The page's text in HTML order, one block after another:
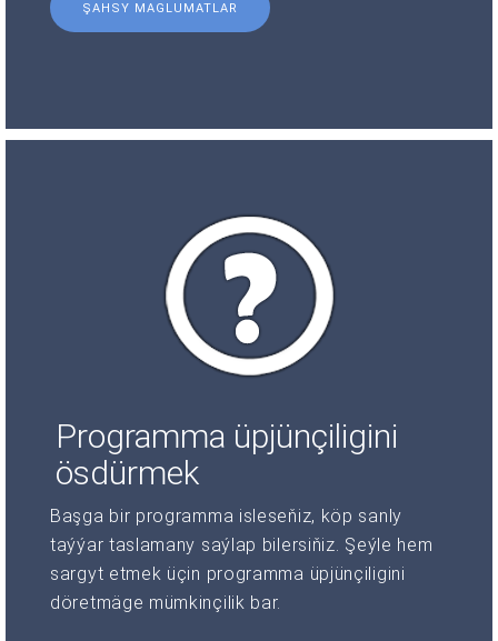
ŞAHSY MAGLUMATLAR
Programma üpjünçiligini
ösdürmek
Başga bir programma isleseňiz, köp sanly
taýýar taslamany saýlap bilersiňiz. Şeýle hem
sargyt etmek üçin programma üpjünçiligini
döretmäge mümkinçilik bar.